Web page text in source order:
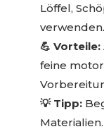
Löffel,
verwenden.
💪 Vorteile:
feine
💡 Tipp: